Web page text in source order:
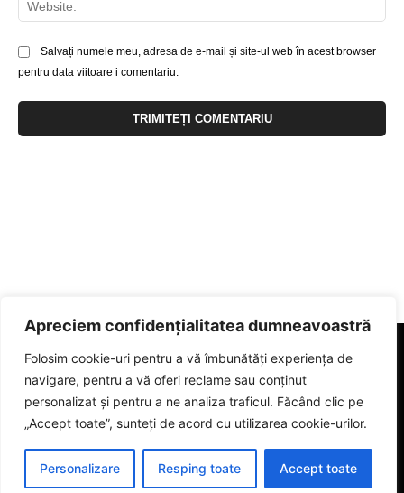
Apreciem confidențialitatea dumneavoastră
Folosim cookie-uri pentru a vă îmbunătăți experiența de
navigare, pentru a vă oferi reclame sau conținut
personalizat și pentru a ne analiza traficul. Făcând clic pe
„Accept toate”, sunteți de acord cu utilizarea cookie-urilor.
Personalizare Resping toate Accept toate
Salvați numele meu, adresa de e-mail și site-ul web în acest browser
pentru data viitoare i comentariu.
© 2023 eGorj.ro. Toate drepturile sunt rezervate.